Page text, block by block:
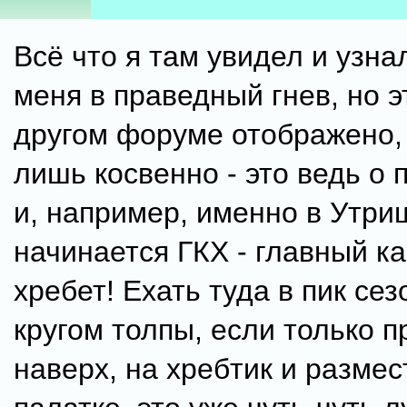
Всё что я там увидел и
меня в праведный гнев, но
другом форуме отображено,
лишь косвенно - это ведь о
и, например, именно в
начинается ГКХ - главный
хребет! Ехать туда в пик
кругом толпы, если только
наверх, на хребтик и